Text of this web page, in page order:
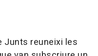
Junts reuneixi les